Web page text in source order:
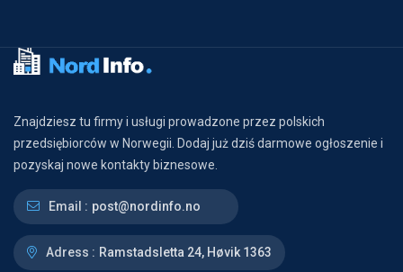
Znajdziesz tu firmy i usługi prowadzone przez polskich
przedsiębiorców w Norwegii. Dodaj już dziś darmowe ogłoszenie i
pozyskaj nowe kontakty biznesowe.
Email : post@nordinfo.no
Adress : Ramstadsletta 24, Høvik 1363